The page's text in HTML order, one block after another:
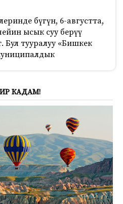
бүгүн, 6-августта,
ысык суу берүү
Бул тууралуу «Бишкек
КАДАМ!